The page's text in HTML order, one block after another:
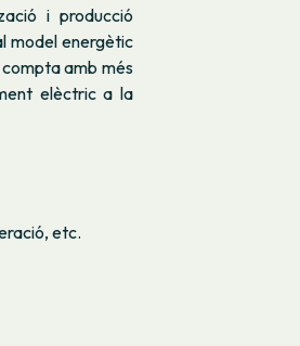
i producció
model energètic
amb més
elèctric a la
etc.